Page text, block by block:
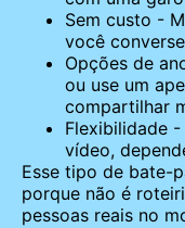
Sem custo -
você
Opções de
ou use um
compartilhar
Flexibilidade
vídeo,
Esse tipo de bate-
porque não é
pessoas reais no